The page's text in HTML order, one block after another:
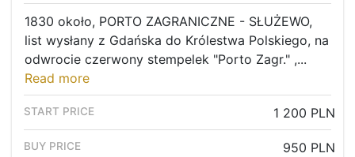
1830 około, PORTO ZAGRANICZNE - SŁUŻEWO,
list wysłany z Gdańska do Królestwa Polskiego, na
odwrocie czerwony stempelek "Porto Zagr." ,...
Read more
1 200 PLN
950 PLN